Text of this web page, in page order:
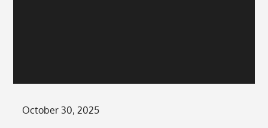
Posted
October 30, 2025